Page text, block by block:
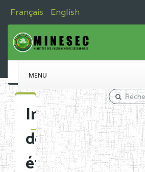
Français English
MENU
Immatriculation
des
établissements